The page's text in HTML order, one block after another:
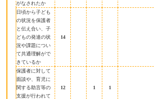
がなされたか
日頃から子ども
の状況を保護者
と伝え合い、子
どもの発達の状
況や課題につい
て共通理解がで
きているか
14
保護者に対して
面談や、育児に
関する助言等の
支援が行われて
12 1 1